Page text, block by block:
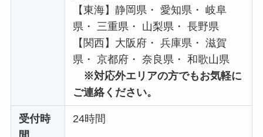
【東海】静岡県・ 愛知県・ 岐阜
県・ 三重県・ 山梨県・ 長野県
【関西】大阪府・ 兵庫県・ 滋賀
県・ 京都府・ 奈良県・ 和歌山県
※対応外エリアの方でもお気軽に
ご連絡ください。
受付時
24時間